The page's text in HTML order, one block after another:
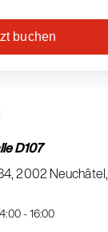
buchen
D107
2002 Neuchâtel,
- 16:00